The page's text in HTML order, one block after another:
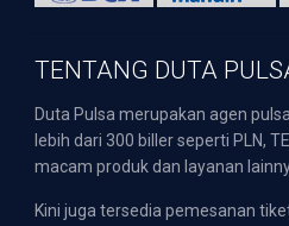
TENTANG DUTA
Duta Pulsa merupakan agen
lebih dari 300 biller seperti PLN,
macam produk dan layanan
Kini juga tersedia pemesanan